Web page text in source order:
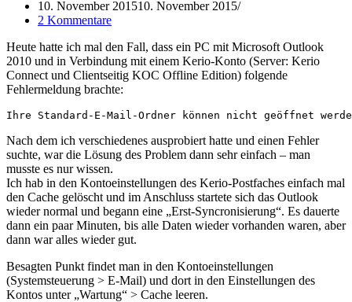
10. November 201510. November 2015
2 Kommentare
Heute hatte ich mal den Fall, dass ein PC mit Microsoft Outlook
2010 und in Verbindung mit einem Kerio-Konto (Server: Kerio
Connect und Clientseitig KOC Offline Edition) folgende
Fehlermeldung brachte:
Ihre Standard-E-Mail-Ordner können nicht geöffnet
Nach dem ich verschiedenes ausprobiert hatte und einen Fehler
suchte, war die Lösung des Problem dann sehr einfach – man
musste es nur wissen.
Ich hab in den Kontoeinstellungen des Kerio-Postfaches einfach mal
den Cache gelöscht und im Anschluss startete sich das Outlook
wieder normal und begann eine „Erst-Syncronisierung“. Es dauerte
dann ein paar Minuten, bis alle Daten wieder vorhanden waren, aber
dann war alles wieder gut.
Besagten Punkt findet man in den Kontoeinstellungen
(Systemsteuerung > E-Mail) und dort in den Einstellungen des
Kontos unter „Wartung“ > Cache leeren.